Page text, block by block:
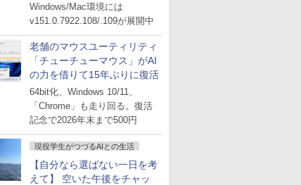
対処
Windows/Mac環境には
v151.0.7922.108/.109が展開中
老舗のマウスユーティリティ
「チューチューマウス」がAI
の力を借りて15年ぶりに復活
64bit化、Windows 10/11、
「Chrome」も走り回る。復活
記念で2026年末まで500円
現役学生がつづるAIとの生活
【自分なら選ばない一日を考
えて】 空いた午後をチャッ